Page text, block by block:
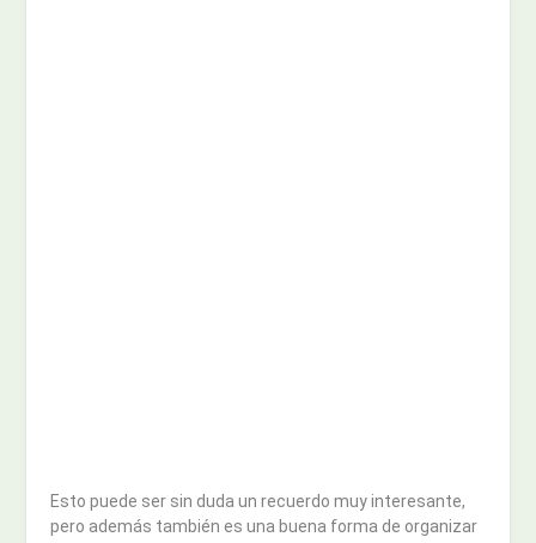
Esto puede ser sin duda un recuerdo muy interesante,
pero además también es una buena forma de organizar